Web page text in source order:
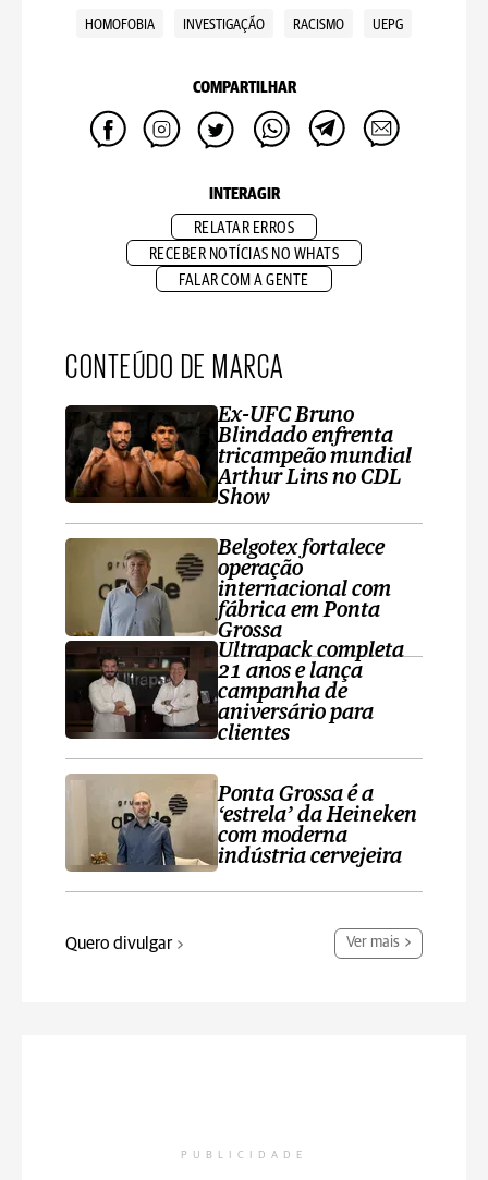
HOMOFOBIA INVESTIGAÇÃO RACISMO UEPG
COMPARTILHAR
INTERAGIR
RELATAR ERROS
RECEBER NOTÍCIAS NO WHATS
FALAR COM A GENTE
CONTEÚDO DE MARCA
Ex-UFC Bruno
Blindado enfrenta
tricampeão mundial
Arthur Lins no CDL
Show
Belgotex fortalece
operação
internacional com
fábrica em Ponta
Grossa
Ultrapack completa
21 anos e lança
campanha de
aniversário para
clientes
Ponta Grossa é a
‘estrela’ da Heineken
com moderna
indústria cervejeira
Quero divulgar Ver mais
PUBLICIDADE